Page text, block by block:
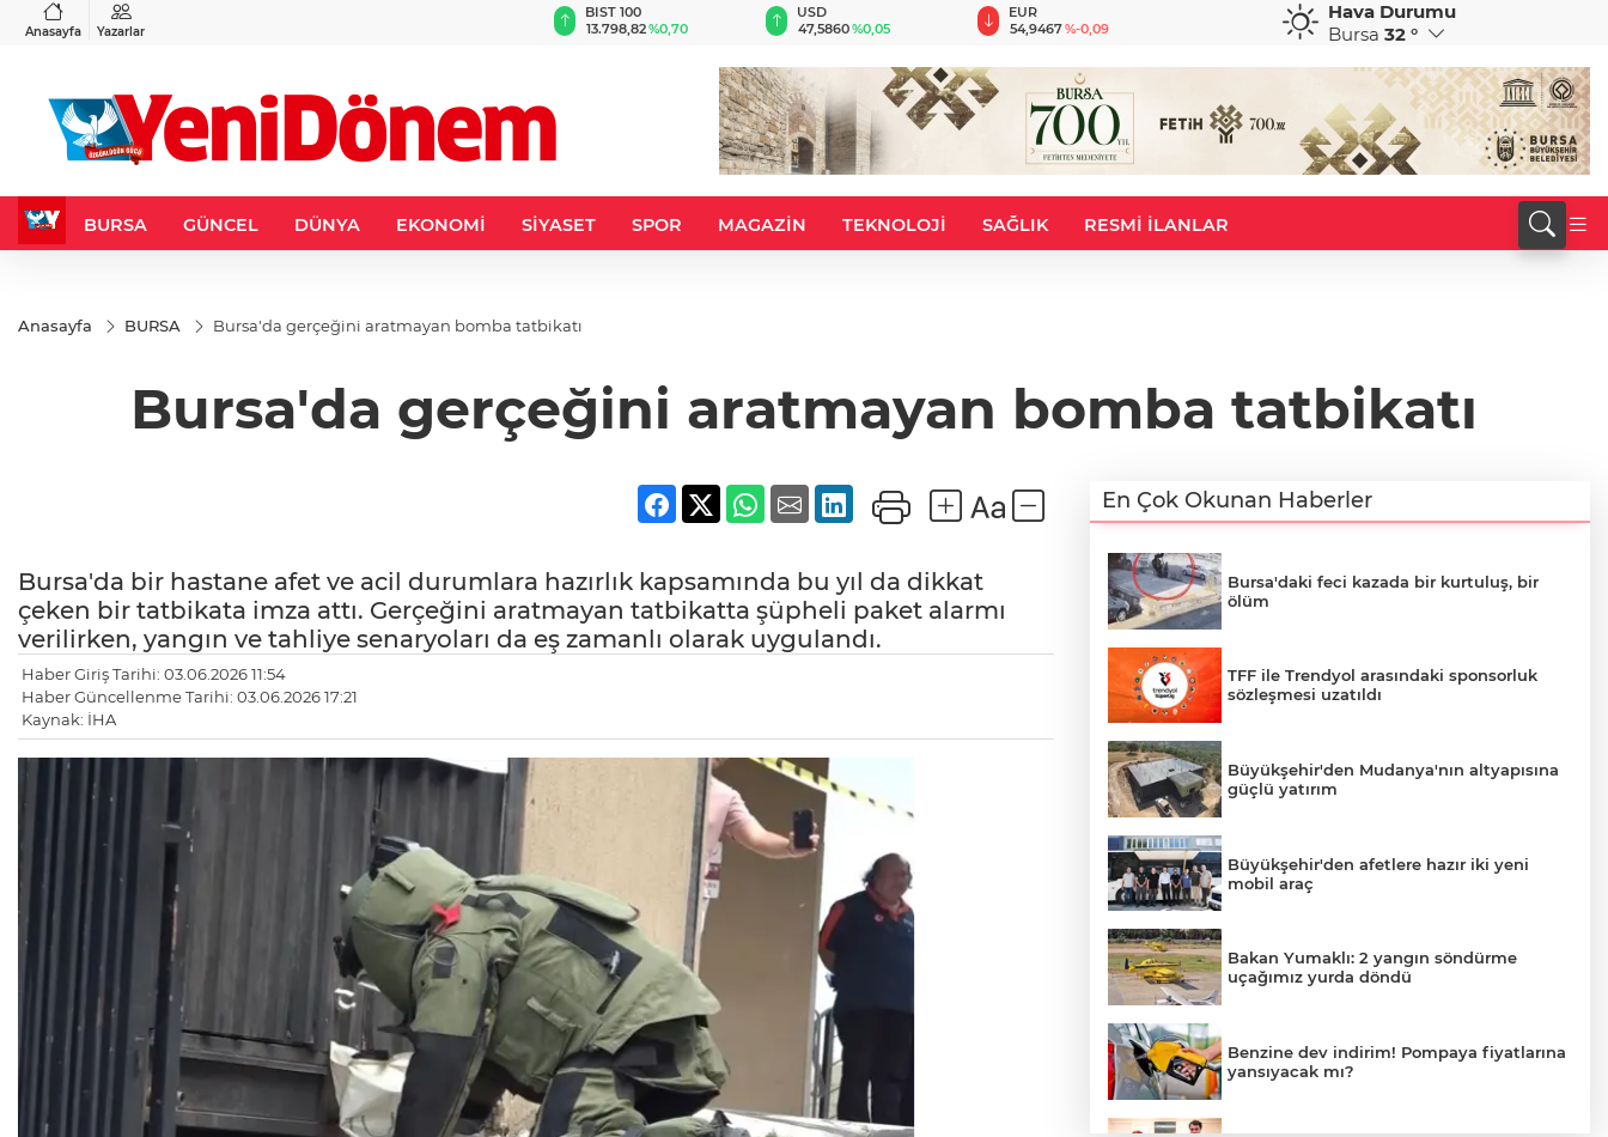
Anasayfa Yazarlar
%0,37
BIST 100
13.798,82%0,70
USD
47,5860%0,05
EUR
54,9467%-0,09 %0,14
CHF
58,5386
Hava Durumu
Bursa 32 °
BURSA GÜNCEL DÜNYA EKONOMİ SİYASET SPOR MAGAZİN TEKNOLOJİ SAĞLIK RESMİ İLANLAR
Anasayfa BURSA Bursa'da gerçeğini aratmayan bomba tatbikatı
Bursa'da gerçeğini aratmayan bomba tatbikatı
Bursa'da bir hastane afet ve acil durumlara hazırlık kapsamında bu yıl da dikkat
çeken bir tatbikata imza attı. Gerçeğini aratmayan tatbikatta şüpheli paket alarmı
verilirken, yangın ve tahliye senaryoları da eş zamanlı olarak uygulandı.
Haber Giriş Tarihi: 03.06.2026 11:54
Haber Güncellenme Tarihi: 03.06.2026 17:21
Kaynak: İHA
En Çok Okunan Haberler
Bursa'daki feci kazada bir kurtuluş, bir
ölüm
TFF ile Trendyol arasındaki sponsorluk
sözleşmesi uzatıldı
Büyükşehir'den Mudanya'nın altyapısına
güçlü yatırım
Büyükşehir'den afetlere hazır iki yeni
mobil araç
Bakan Yumaklı: 2 yangın söndürme
uçağımız yurda döndü
Benzine dev indirim! Pompaya fiyatlarına
yansıyacak mı?